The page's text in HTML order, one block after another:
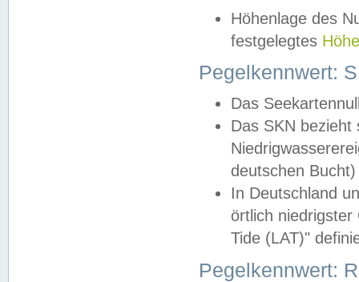
Höhenlage des
festgelegtes
Pegelkennwert:
Das
Das SKN
deutschen
In Deutschland
örtlich
Tide (LAT)"
Pegelkennwert: